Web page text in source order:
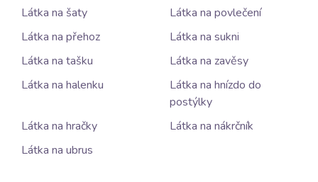
Látka na šaty
Látka na povlečení
Látka na přehoz
Látka na sukni
Látka na tašku
Látka na zavěsy
Látka na halenku
Látka na hnízdo do
postýlky
Látka na hračky
Látka na nákrčník
Látka na ubrus